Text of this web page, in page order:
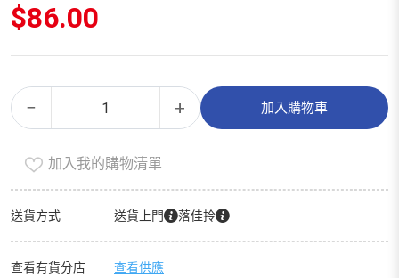
$86.00
−
有
機
（300g）
數
+ 加入購物車
Alternative:
加入我的購物清單
送貨方式 送貨上門 落佳拎
查看有貨分店 查看供應